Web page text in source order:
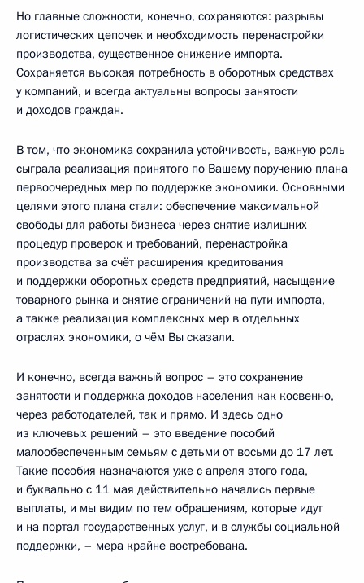
Но главные сложности, конечно, сохраняются: разрывы
логистических цепочек и необходимость перенастройки
производства, существенное снижение импорта.
Сохраняется высокая потребность в оборотных средствах
у компаний, и всегда актуальны вопросы занятости
и доходов граждан.
В том, что экономика сохранила устойчивость, важную роль
сыграла реализация принятого по Вашему поручению плана
первоочередных мер по поддержке экономики. Основными
целями этого плана стали: обеспечение максимальной
свободы для работы бизнеса через снятие излишних
процедур проверок и требований, перенастройка
производства за счёт расширения кредитования
и поддержки оборотных средств предприятий, насыщение
товарного рынка и снятие ограничений на пути импорта,
а также реализация комплексных мер в отдельных
отраслях экономики, о чём Вы сказали.
И конечно, всегда важный вопрос – это сохранение
занятости и поддержка доходов населения как косвенно,
через работодателей, так и прямо. И здесь одно
из ключевых решений – это введение пособий
малообеспеченным семьям с детьми от восьми до 17 лет.
Такие пособия назначаются уже с апреля этого года,
и буквально с 11 мая действительно начались первые
выплаты, и мы видим по тем обращениям, которые идут
и на портал государственных услуг, и в службы социальной
поддержки, – мера крайне востребована.